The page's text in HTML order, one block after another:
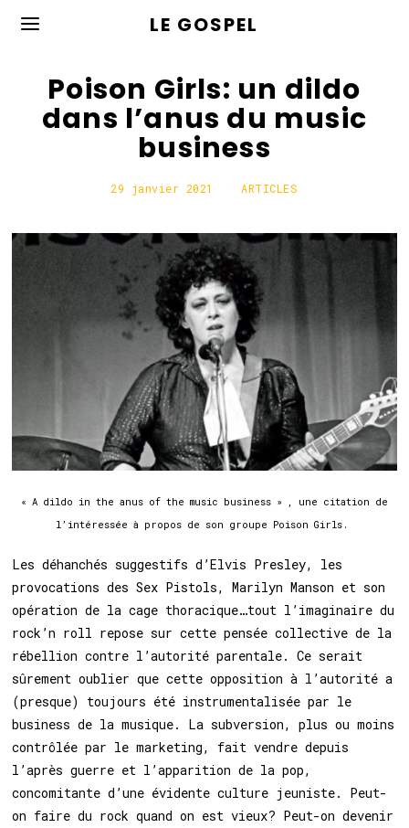
LE GOSPEL
Poison Girls: un dildo
dans l’anus du music
business
29 janvier 2021
a
n
v
i
e
r
2
0
2
1
ARTICLES
« A dildo in the anus of the music business » , une citation de
l’intéressée à propos de son groupe Poison Girls.
Les déhanchés suggestifs d’Elvis Presley, les
provocations des Sex Pistols, Marilyn Manson et son
opération de la cage thoracique…tout l’imaginaire du
rock’n roll repose sur cette pensée collective de la
rébellion contre l’autorité parentale. Ce serait
sûrement oublier que cette opposition à l’autorité a
(presque) toujours été instrumentalisée par le
business de la musique. La subversion, plus ou moins
contrôlée par le marketing, fait vendre depuis
l’après guerre et l’apparition de la pop,
concomitante d’une évidente culture jeuniste. Peut-
on faire du rock quand on est vieux? Peut-on devenir